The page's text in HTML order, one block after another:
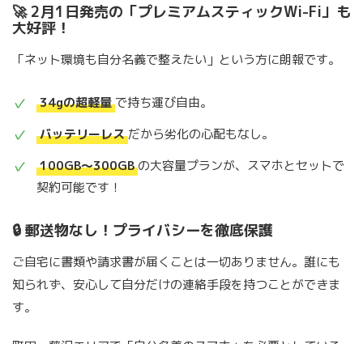
🚀 2月1日発売の「プレミアムスティックWi-Fi」も
大好評！
「ネット環境も自分名義で整えたい」という方に朗報です。
34gの超軽量 で持ち運び自由。
バッテリーレス だから劣化の心配もなし。
100GB〜300GB の大容量プランが、スマホとセットで
契約可能です！
🔒 郵送物なし！プライバシーを徹底保護
ご自宅に書類や請求書が届くことは一切ありません。誰にも
知られず、安心して自分だけの連絡手段を持つことができま
す。